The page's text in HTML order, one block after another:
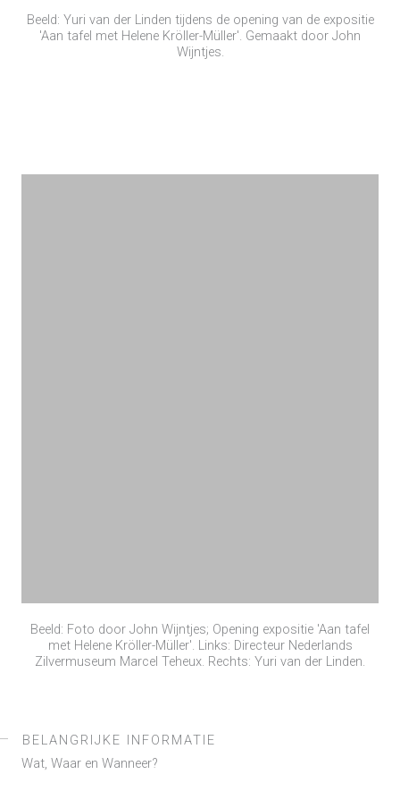
Beeld: Yuri van der Linden tijdens de opening van de expositie
'Aan tafel met Helene Kröller-Müller'. Gemaakt door John
Wijntjes.
Beeld: Foto door John Wijntjes; Opening expositie 'Aan tafel
met Helene Kröller-Müller'. Links: Directeur Nederlands
Zilvermuseum Marcel Teheux. Rechts: Yuri van der Linden.
BELANGRIJKE INFORMATIE
Wat, Waar en Wanneer?